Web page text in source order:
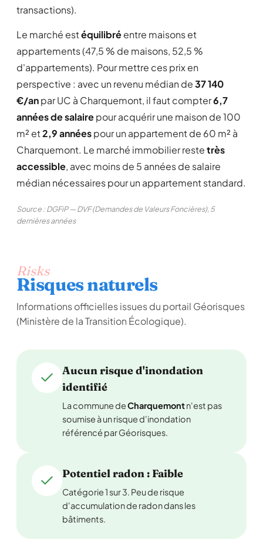
transactions).
Le marché estéquilibréentre maisons et
appartements (47,5 % de maisons, 52,5 %
d'appartements). Pour mettre ces prix en
perspective : avec un revenu médian de37 140
€/anpar UC à Charquemont, il faut compter6,7
années de salairepour acquérir une maison de 100
m² et2,9 annéespour un appartement de 60 m² à
Charquemont. Le marché immobilier restetrès
accessible, avec moins de 5 années de salaire
médian nécessaires pour un appartement standard.
Source : DGFiP — DVF (Demandes de Valeurs Foncières), 5
dernières années
Risks
Risques naturels
Informations officielles issues du portail Géorisques
(Ministère de la Transition Écologique).
Aucun risque d'inondation
identifié
La commune deCharquemontn'est pas
soumise à un risque d'inondation
référencé par Géorisques.
Potentiel radon : Faible
Catégorie 1 sur 3. Peu de risque
d'accumulation de radon dans les
bâtiments.